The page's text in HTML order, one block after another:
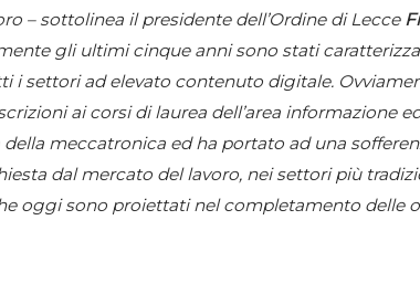
– sottolinea il presidente dell’Ordine di Lecce
gli ultimi cinque anni sono stati
i settori ad elevato contenuto digitale.
ai corsi di laurea dell’area informazione
della meccatronica ed ha portato ad una
dal mercato del lavoro, nei settori più
oggi sono proiettati nel completamento delle